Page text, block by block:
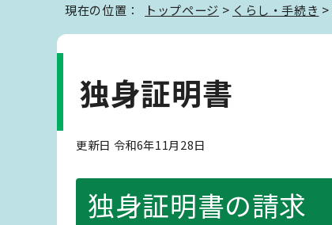
現在の位置： トップページ > くらし・手続き >
独身証明書
更新日 令和6年11月28日
独身証明書の請求